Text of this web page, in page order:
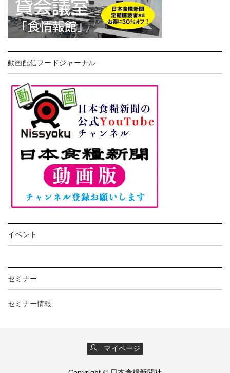
動画配信フードジャーナル
イベント
セミナー
セミナー情報
マイページ